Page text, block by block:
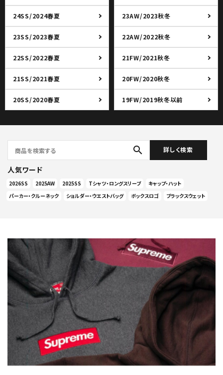
24SS/2024春夏 23AW/2023秋冬
23SS/2023春夏 22AW/2022秋冬
22SS/2022春夏 21FW/2021秋冬
21SS/2021春夏 20FW/2020秋冬
20SS/2020春夏 19FW/2019秋冬以前
search 詳しく検索
人気ワード
2026SS 2025AW 2025SS Tシャツ・ロングスリーブ
キャップ・ハット
パーカー・クルーネック
ショルダー・ウエストバッグ ボックスロゴ ブラックスウェット